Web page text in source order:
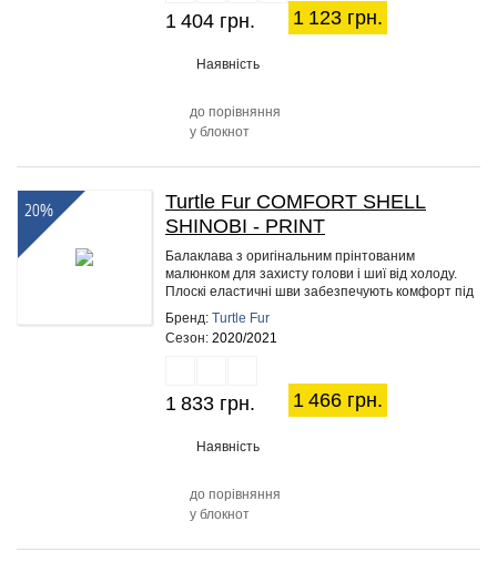
1 404 грн. 1 123 грн.
Наявність
до порівняння
у блокнот
20%
Turtle Fur COMFORT SHELL
SHINOBI - PRINT
Балаклава з оригінальним прінтованим
малюнком для захисту голови і шиї від холоду.
Плоскі еластичні шви забезпечують комфорт під
час занять спортом. Ви можете…
Бренд: Turtle Fur
Сезон: 2020/2021
1 833 грн. 1 466 грн.
Наявність
до порівняння
у блокнот